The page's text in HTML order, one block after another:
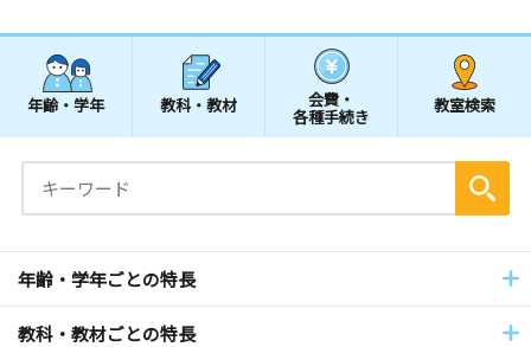
年齢・学年 教科・教材 会費・
各種手続き
教室検索
年齢・学年ごとの特長
教科・教材ごとの特長